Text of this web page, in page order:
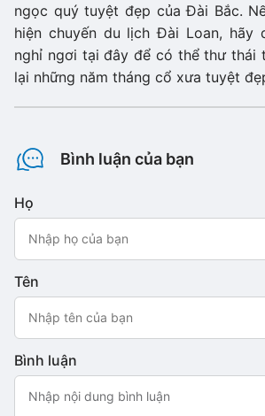
ngọc quý tuyệt đẹp của Đài Bắc.
hiện chuyến du lịch Đài Loan, hãy
nghỉ ngơi tại đây để có thể thư thái
lại những năm tháng cổ xưa tuyệt
Bình luận của bạn
Họ
Tên
Bình luận